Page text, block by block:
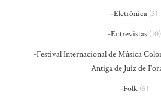
-Eletrônica (3)
-Entrevistas(10)
-Festival Internacional de Música
Antiga de Juiz de
-Folk(5)